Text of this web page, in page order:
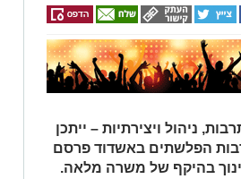
ניהול ויצירתיות – ייתכן
הפלשתים באשדוד פרסם
בהיקף של משרה מלאה.